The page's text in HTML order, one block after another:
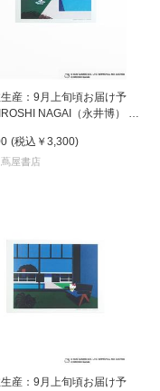
生産：9月上旬頃お届け予
NAGAI（永井博） ×
/ KTHN-PT Untitled 3
(税込 ￥3,300)
屋書店
生産：9月上旬頃お届け予